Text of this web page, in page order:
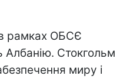
рамках ОБСЄ
Албанію. Стокгольм
миру і